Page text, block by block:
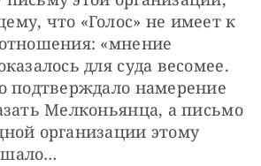
что «Голос» не имеет к
«мнение
для суда весомее.
подтверждало намерение
Мелконьянца, а письмо
организации этому